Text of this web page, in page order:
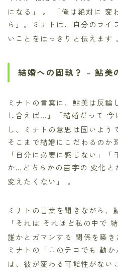
になる」 。 「俺は絶対に 変
ら」。ミナトは、自分のライ
いことをはっきりと伝えます
結婚への固執？ – 鮎美
ミナトの言葉に、鮎美は反論
し合えば…」「結婚だって
し、ミナトの意思は固いよう
そこまで結婚にこだわるのか
「自分に必要に感じない」
か…どちらかの苗字の 変化と
変えたくない」 。
ミナトの言葉を聞きながら、
「それは それほど私の中で
誰かとガマンする 関係を築
ミナトの「このテコでも 動
は、彼が変わる可能性がない